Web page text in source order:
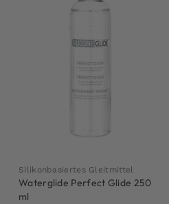
Silikonbasiertes Gleitmittel
Waterglide Perfect Glide 250
ml